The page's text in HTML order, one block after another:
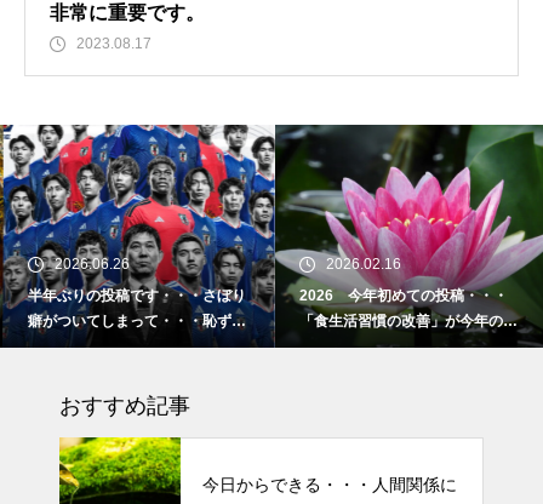
非常に重要です。
2023.08.17
2026.06.26
半年ぶりの投稿です・・・さぼり
癖がついてしまって・・・恥ずか
しぃ～ (〃ﾉωﾉ)
2026.02.16
2026 今年初めての投稿・・・
「食生活習慣の改善」が今年のテ
ーマです。
おすすめ記事
今日からできる・・・人間関係に